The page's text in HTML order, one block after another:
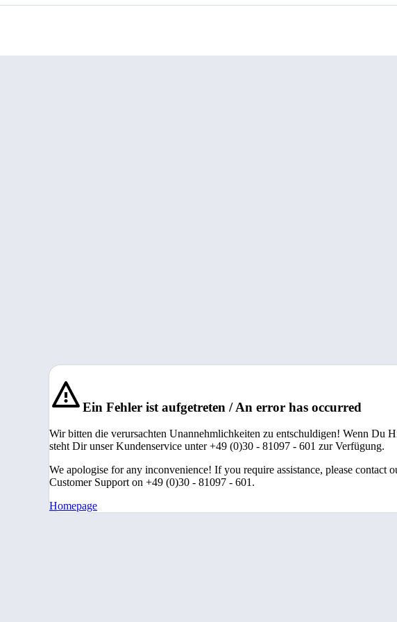
Ein Fehler ist aufgetreten / An error has occurred
Wir bitten die verursachten Unannehmlichkeiten zu entschuldigen! Wenn Du
steht Dir unser Kundenservice unter +49 (0)30 - 81097 - 601 zur Verfügung.
We apologise for any inconvenience! If you require assistance, please contact
Customer Support on +49 (0)30 - 81097 - 601.
Homepage